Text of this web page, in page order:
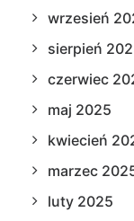
wrzesień
sierpień
czerwiec
maj 2025
kwiecień
marzec
luty 2025